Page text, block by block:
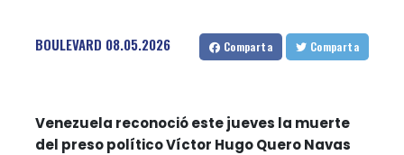
BOULEVARD 08.05.2026 Comparta Comparta
Venezuela reconoció este jueves la muerte
del preso político Víctor Hugo Quero Navas